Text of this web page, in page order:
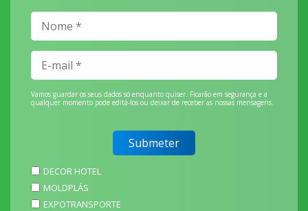
Vamos guardar os seus dados só enquanto quiser. Ficarão em segurança e a
qualquer momento pode editá-los ou deixar de receber as nossas mensagens.
DECOR HOTEL
MOLDPLÁS
EXPOTRANSPORTE